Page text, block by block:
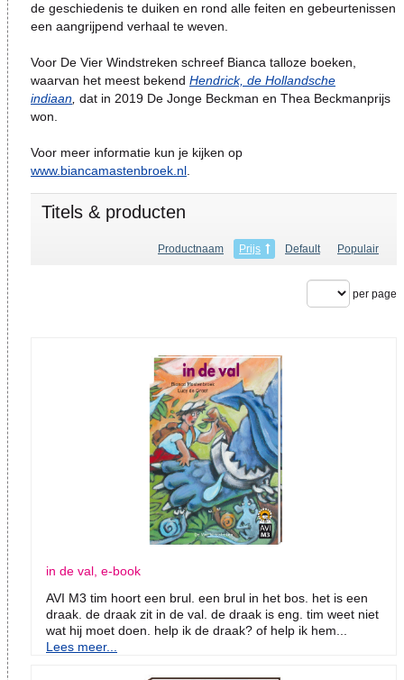
de geschiedenis te duiken en rond alle feiten en gebeurtenissen
een aangrijpend verhaal te weven.
Voor De Vier Windstreken schreef Bianca talloze boeken,
waarvan het meest bekend Hendrick, de Hollandsche
indiaan, dat in 2019 De Jonge Beckman en Thea Beckmanprijs
won.
Voor meer informatie kun je kijken op
www.biancamastenbroek.nl.
Titels & producten
Productnaam Prijs Default Populair
per page
in de val, e-book
AVI M3 tim hoort een brul. een brul in het bos. het is een
draak. de draak zit in de val. de draak is eng. tim weet niet
wat hij moet doen. help ik de draak? of help ik hem...
Lees meer...